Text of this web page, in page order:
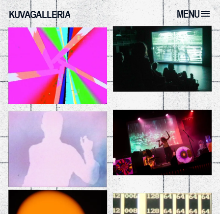
KUVAGALLERIA MENU